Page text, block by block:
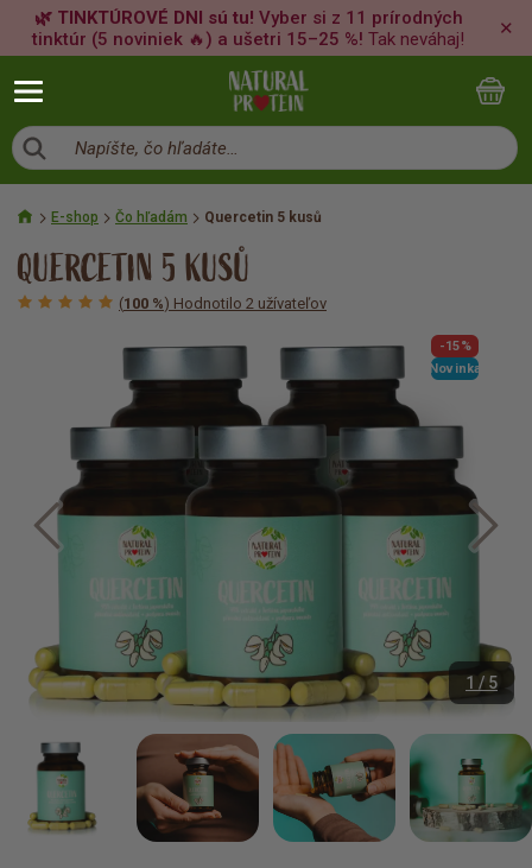
🌿 TINKTÚROVÉ DNI sú tu! Vyber si z 11 prírodných
tinktúr (5 noviniek 🔥) a ušetri 15–25 %! Tak neváhaj!
✕
Napíšte, čo hľadáte…
E-shop Čo hľadám Quercetin 5 kusů
QUERCETIN 5 KUSŮ
(100 %) Hodnotilo 2 užívateľov
-15%
Novinka
1 / 5